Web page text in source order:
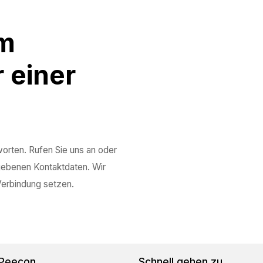
einer
Rufen Sie uns an oder
Kontaktdaten. Wir
setzen.